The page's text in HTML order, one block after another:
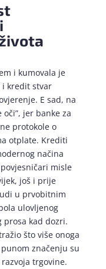
i kumovala je
i kredit stvar
E sad, na
jer banke za
protokole o
otplate. Krediti
načina
misle
još i prije
u prvobitnim
ulovljenog
kad dozri.
što više onoga
značenju su
trgovine.